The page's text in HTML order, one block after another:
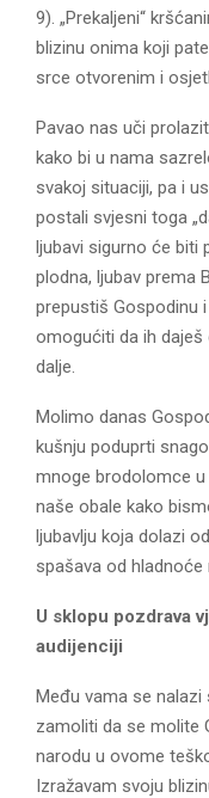
9). „Prekaljeni“
blizinu onima koji
srce otvorenim i
Pavao nas uči
kako bi u nama
svakoj situaciji, pa i
postali svjesni toga
ljubavi sigurno će biti
plodna, ljubav prema
prepustiš Gospodinu
omogućiti da ih daješ
dalje.
Molimo danas
kušnju poduprti
mnoge brodolomce
naše obale kako
ljubavlju koja dolazi
spašava od
U sklopu pozdrava
audijenciji
Među vama se nalazi
zamoliti da se molite
narodu u ovome
Izražavam svoju